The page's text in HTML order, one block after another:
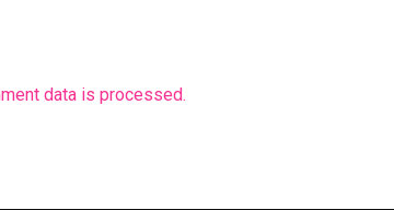
data is processed.